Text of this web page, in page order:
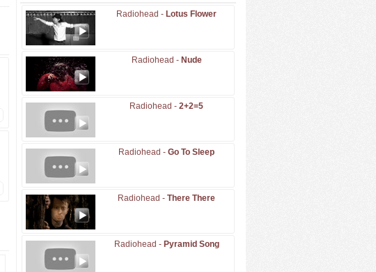
Radiohead - Lotus Flower
Radiohead - Nude
Radiohead - 2+2=5
Radiohead - Go To Sleep
Radiohead - There There
Radiohead - Pyramid Song